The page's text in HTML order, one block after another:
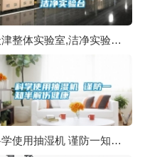
天津整体实验室,洁净实验室厂家,恒温恒湿实验室,全钢试验台直销,PP洁净实验台
科学使用抽湿机 谨防一知半解伤健康